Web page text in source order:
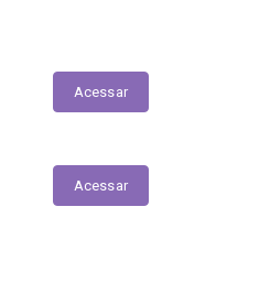
Acessar
Acessar